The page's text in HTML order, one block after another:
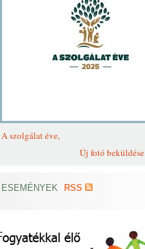
A szolgálat éve,
Új fotó beküldése
ESEMÉNYEK RSS